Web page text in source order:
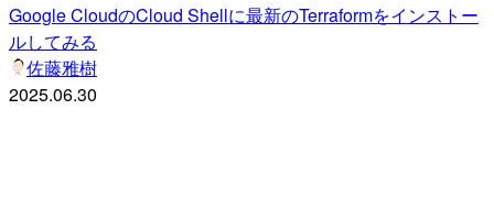
Google CloudのCloud Shellに最新のTerraformをインストー
ルしてみる
佐藤雅樹
2025.06.30